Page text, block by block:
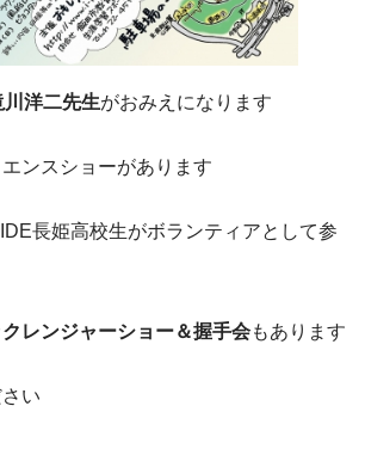
川洋二先生がおみえになります
ンスショーがあります
長姫高校生がボランティアとして参
レンジャーショー＆握手会もあります
い